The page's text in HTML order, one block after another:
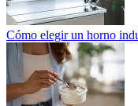
Cómo elegir un horno